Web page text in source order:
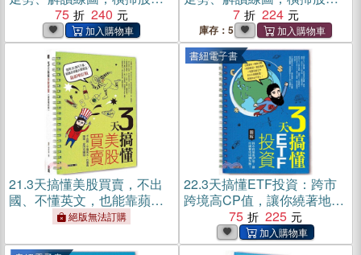
乘風破浪！(電子書)
75 240
乘風破浪！
7 224
庫存：5
21.3天搞懂美股買賣，不出
國、不懂英文，也能靠蘋
果、星巴克賺錢！
絕版無法訂購
書紐電子書
22.3天搞懂ETF投資：跨市
跨境高CP值，讓你繞著地球
賺Ｎ圈！(電子書)
75 225